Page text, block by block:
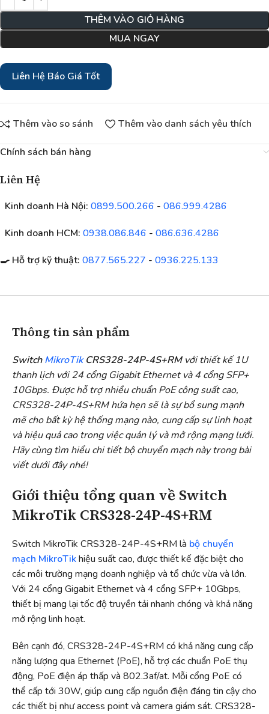
THÊM VÀO GIỎ HÀNG
MUA NGAY
Liên Hệ Báo Giá Tốt
Thêm vào so sánh Thêm vào danh sách yêu thích
Chính sách bán hàng
Liên Hệ
Kinh doanh Hà Nội: 0899.500.266 - 086.999.4286
Kinh doanh HCM: 0938.086.846 - 086.636.4286
🍳 Hỗ trợ kỹ thuật: 0877.565.227 - 0936.225.133
Thông tin sản phẩm
SwitchMikroTikCRS328-24P-4S+RMvới thiết kế 1U
thanh lịch với 24 cổng Gigabit Ethernet và 4 cổng SFP+
10Gbps. Được hỗ trợ nhiều chuẩn PoE công suất cao,
CRS328-24P-4S+RM hứa hẹn sẽ là sự bổ sung mạnh
mẽ cho bất kỳ hệ thống mạng nào, cung cấp sự linh hoạt
và hiệu quả cao trong việc quản lý và mở rộng mạng lưới.
Hãy cùng tìm hiểu chi tiết bộ chuyển mạch này trong bài
viết dưới đây nhé!
Giới thiệu tổng quan về Switch
MikroTik CRS328-24P-4S+RM
Switch MikroTik CRS328-24P-4S+RM là bộ chuyển
mạch MikroTikhiệu suất cao, được thiết kế đặc biệt cho
các môi trường mạng doanh nghiệp và tổ chức vừa và lớn.
Với 24 cổng Gigabit Ethernet và 4 cổng SFP+ 10Gbps,
thiết bị mang lại tốc độ truyền tải nhanh chóng và khả năng
mở rộng linh hoạt.
Bên cạnh đó, CRS328-24P-4S+RM có khả năng cung cấp
năng lượng qua Ethernet (PoE), hỗ trợ các chuẩn PoE thụ
động, PoE điện áp thấp và 802.3af/at. Mỗi cổng PoE có
thể cấp tới 30W, giúp cung cấp nguồn điện đáng tin cậy cho
các thiết bị như access point và camera giám sát. CRS328-